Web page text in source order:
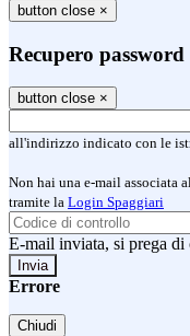
button close ×
Recupero password
button close ×
all'indirizzo indicato con le
Non hai una e-mail associata
tramite la Login Spaggiari
E-mail inviata, si prega di
Errore
Chiudi